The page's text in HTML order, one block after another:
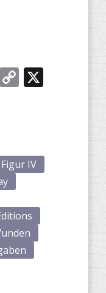
Pinterest
Copy
IV